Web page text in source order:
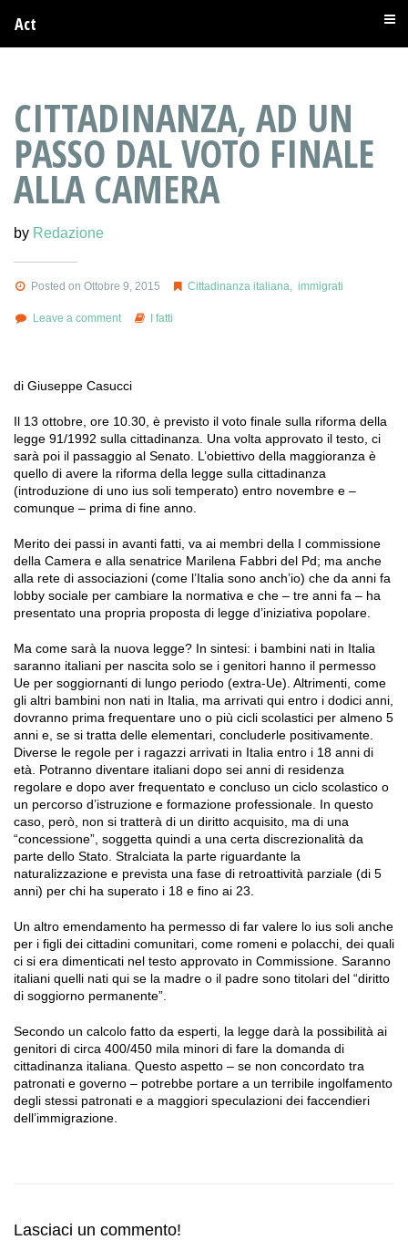
Act
CITTADINANZA, AD UN
PASSO DAL VOTO FINALE
ALLA CAMERA
by Redazione
Posted on Ottobre 9, 2015 Cittadinanza italiana ,immigrati
Leave a comment I fatti
di Giuseppe Casucci
Il 13 ottobre, ore 10.30, è previsto il voto finale sulla riforma della
legge 91/1992 sulla cittadinanza. Una volta approvato il testo, ci
sarà poi il passaggio al Senato. L’obiettivo della maggioranza è
quello di avere la riforma della legge sulla cittadinanza
(introduzione di uno ius soli temperato) entro novembre e –
comunque – prima di fine anno.
Merito dei passi in avanti fatti, va ai membri della I commissione
della Camera e alla senatrice Marilena Fabbri del Pd; ma anche
alla rete di associazioni (come l’Italia sono anch’io) che da anni fa
lobby sociale per cambiare la normativa e che – tre anni fa – ha
presentato una propria proposta di legge d’iniziativa popolare.
Ma come sarà la nuova legge? In sintesi: i bambini nati in Italia
saranno italiani per nascita solo se i genitori hanno il permesso
Ue per soggiornanti di lungo periodo (extra-Ue). Altrimenti, come
gli altri bambini non nati in Italia, ma arrivati qui entro i dodici anni,
dovranno prima frequentare uno o più cicli scolastici per almeno 5
anni e, se si tratta delle elementari, concluderle positivamente.
Diverse le regole per i ragazzi arrivati in Italia entro i 18 anni di
età. Potranno diventare italiani dopo sei anni di residenza
regolare e dopo aver frequentato e concluso un ciclo scolastico o
un percorso d’istruzione e formazione professionale. In questo
caso, però, non si tratterà di un diritto acquisito, ma di una
“concessione”, soggetta quindi a una certa discrezionalità da
parte dello Stato. Stralciata la parte riguardante la
naturalizzazione e prevista una fase di retroattività parziale (di 5
anni) per chi ha superato i 18 e fino ai 23.
Un altro emendamento ha permesso di far valere lo ius soli anche
per i figli dei cittadini comunitari, come romeni e polacchi, dei quali
ci si era dimenticati nel testo approvato in Commissione. Saranno
italiani quelli nati qui se la madre o il padre sono titolari del “diritto
di soggiorno permanente”.
Secondo un calcolo fatto da esperti, la legge darà la possibilità ai
genitori di circa 400/450 mila minori di fare la domanda di
cittadinanza italiana. Questo aspetto – se non concordato tra
patronati e governo – potrebbe portare a un terribile ingolfamento
degli stessi patronati e a maggiori speculazioni dei faccendieri
dell’immigrazione.
Lasciaci un commento!